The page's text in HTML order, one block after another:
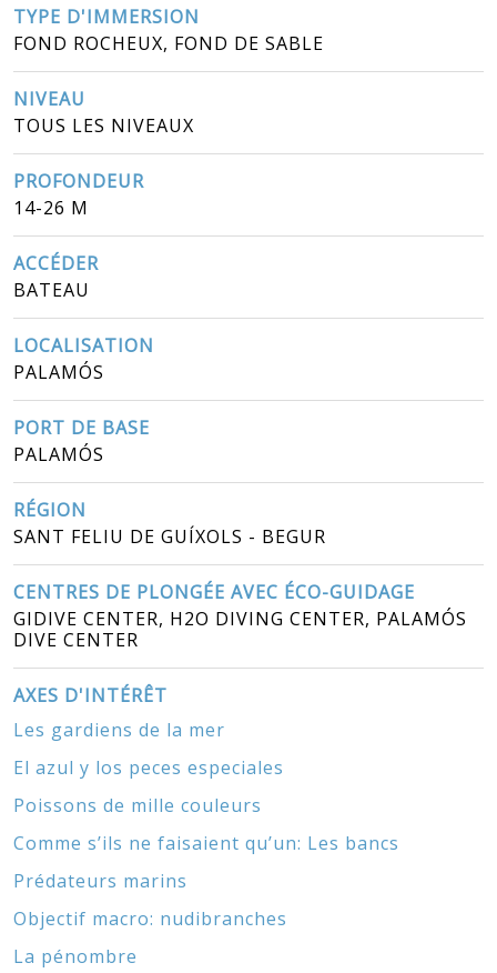
TYPE D'IMMERSION
FOND ROCHEUX, FOND DE SABLE
NIVEAU
TOUS LES NIVEAUX
PROFONDEUR
14-26 M
ACCÉDER
BATEAU
LOCALISATION
PALAMÓS
PORT DE BASE
PALAMÓS
RÉGION
SANT FELIU DE GUÍXOLS - BEGUR
CENTRES DE PLONGÉE AVEC ÉCO-GUIDAGE
GIDIVE CENTER, H2O DIVING CENTER, PALAMÓS
DIVE CENTER
AXES D'INTÉRÊT
Les gardiens de la mer
El azul y los peces especiales
Poissons de mille couleurs
Comme s’ils ne faisaient qu’un: Les bancs
Prédateurs marins
Objectif macro: nudibranches
La pénombre